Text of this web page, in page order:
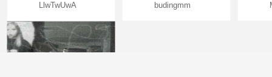
LlwTwUwA budingmm